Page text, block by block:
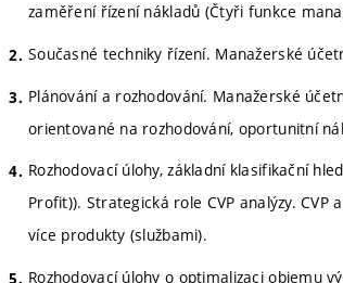
zaměření řízení nákladů (Čtyři funkce
Současné techniky řízení. Manažerské
Plánování a rozhodování. Manažerské
orientované na rozhodování, oportunitní
Rozhodovací úlohy, základní klasifikační
Profit)). Strategická role CVP analýzy.
více produkty (službami).
Rozhodovací úlohy o optimalizaci objemu